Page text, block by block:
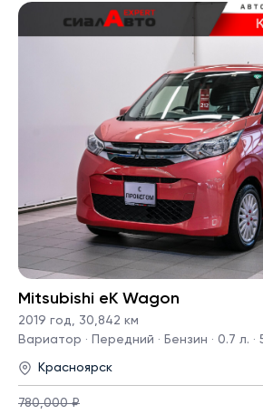
Mitsubishi eK Wagon
2019 год, 30,842 км
Вариатор · Передний · Бензин · 0.7 л. ·
Красноярск
780,000 ₽